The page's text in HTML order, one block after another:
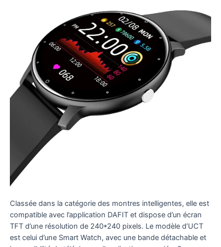
Classée dans la catégorie des montres intelligentes, elle est
compatible avec l’application DAFIT et dispose d’un écran
TFT d’une résolution de 240*240 pixels. Le modèle d’UCT
est celui d’une Smart Watch, avec une bande détachable et